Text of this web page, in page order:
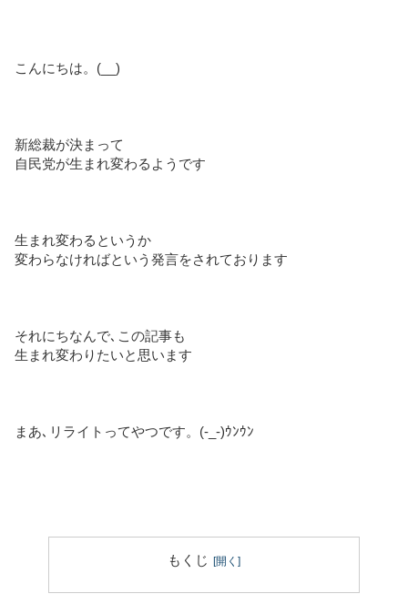
こんにちは。(__)
新総裁が決まって
自民党が生まれ変わるようです
生まれ変わるというか
変わらなければという発言をされております
それにちなんで､この記事も
生まれ変わりたいと思います
まあ､リライトってやつです。(-_-)ｳﾝｳﾝ
もくじ